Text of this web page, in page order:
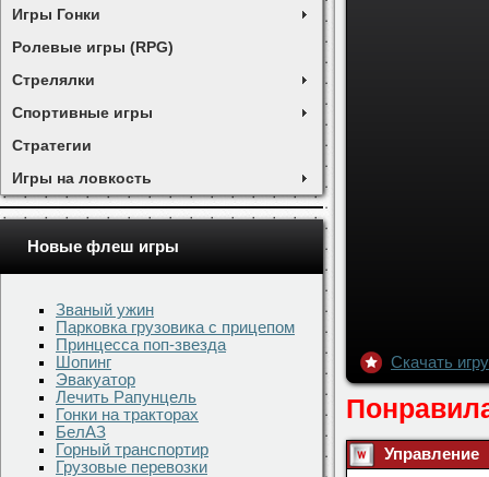
Игры Гонки
Ролевые игры (RPG)
Стрелялки
Спортивные игры
Стратегии
Игры на ловкость
Новые флеш игры
Званый ужин
Парковка грузовика с прицепом
Принцесса поп-звезда
Шопинг
Эвакуатор
Лечить Рапунцель
Гонки на тракторах
БелАЗ
Горный транспортир
Грузовые перевозки
Скачать